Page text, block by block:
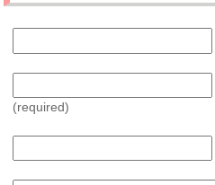
(required)